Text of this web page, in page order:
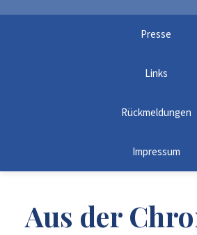
Presse
Links
Rückmeldungen
Impressum
Aus der